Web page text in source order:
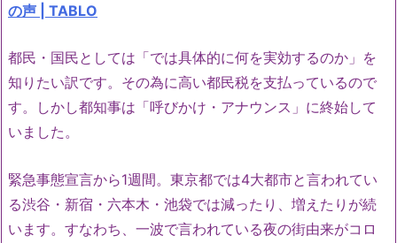
の声 | TABLO
都民・国民としては「では具体的に何を実効するのか」を
知りたい訳です。その為に高い都民税を支払っているので
す。しかし都知事は「呼びかけ・アナウンス」に終始して
いました。
緊急事態宣言から1週間。東京都では4大都市と言われてい
る渋谷・新宿・六本木・池袋では減ったり、増えたりが続
います。すなわち、一波で言われている夜の街由来がコロ